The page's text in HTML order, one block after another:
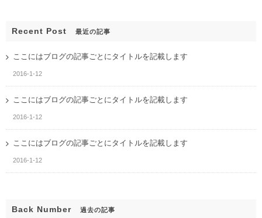
Recent Post 最近の記事
ここにはブログの記事ごとにタイトルを記載します
2016-1-12
ここにはブログの記事ごとにタイトルを記載します
2016-1-12
ここにはブログの記事ごとにタイトルを記載します
2016-1-12
Back Number 過去の記事